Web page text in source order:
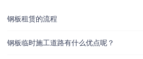
钢板租赁的流程
钢板临时施工道路有什么优点呢？